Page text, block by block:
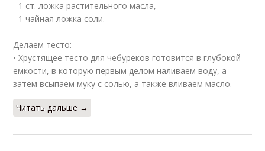
- 1 ст. ложка растительного масла,
- 1 чайная ложка соли.
Делаем тесто:
• Хрустящее тесто для чебуреков готовится в глубокой
емкости, в которую первым делом наливаем воду, а
затем всыпаем муку с солью, а также вливаем масло.
Читать дальше →